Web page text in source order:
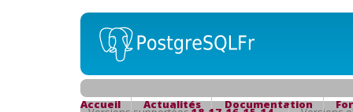
Accueil Actualités Documentation